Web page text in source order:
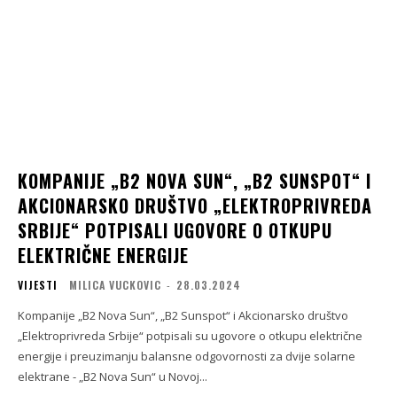
KOMPANIJE „B2 NOVA SUN“, „B2 SUNSPOT“ I
AKCIONARSKO DRUŠTVO „ELEKTROPRIVREDA
SRBIJE“ POTPISALI UGOVORE O OTKUPU
ELEKTRIČNE ENERGIJE
VIJESTI MILICA VUCKOVIC - 28.03.2024
Kompanije „B2 Nova Sun“, „B2 Sunspot“ i Akcionarsko društvo
„Elektroprivreda Srbije“ potpisali su ugovore o otkupu električne
energije i preuzimanju balansne odgovornosti za dvije solarne
elektrane - „B2 Nova Sun“ u Novoj...